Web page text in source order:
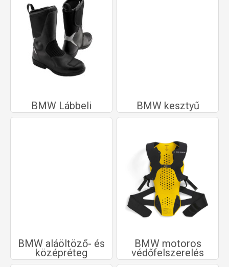
BMW Lábbeli BMW kesztyű
BMW aláöltöző- és
középréteg
BMW motoros
védőfelszerelés